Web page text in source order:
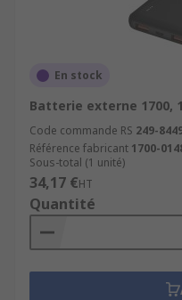
En stock
Batterie externe 1700,
Code commande RS 249-
Référence fabricant 1700-
Sous-total (1 unité)
34,17 €HT
Quantité